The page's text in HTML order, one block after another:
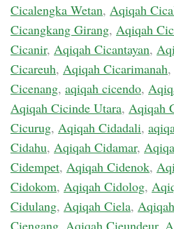
Cicalengka Wetan, Aqiqah
Cicangkang Girang, Aqiqah
Cicanir, Aqiqah Cicantayan,
Cicareuh, Aqiqah Cicarimanah,
Cicenang, aqiqah cicendo,
Aqiqah Cicinde Utara, Aqiqah
Cicurug, Aqiqah Cidadali,
Cidahu, Aqiqah Cidamar,
Cidempet, Aqiqah Cidenok,
Cidokom, Aqiqah Cidolog,
Cidulang, Aqiqah Ciela,